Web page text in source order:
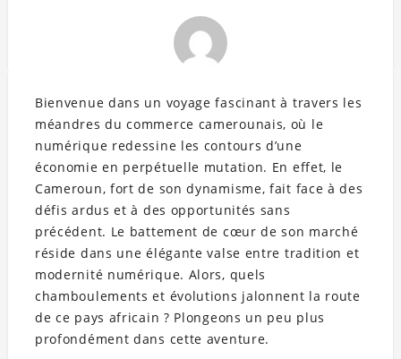
Bienvenue dans un voyage fascinant à travers les
méandres du commerce camerounais, où le
numérique redessine les contours d’une
économie en perpétuelle mutation. En effet, le
Cameroun, fort de son dynamisme, fait face à des
défis ardus et à des opportunités sans
précédent. Le battement de cœur de son marché
réside dans une élégante valse entre tradition et
modernité numérique. Alors, quels
chamboulements et évolutions jalonnent la route
de ce pays africain ? Plongeons un peu plus
profondément dans cette aventure.